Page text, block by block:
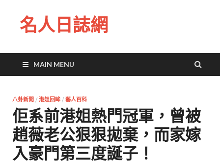
名人日誌網
MAIN MENU
八卦新聞 / 港姐回眸 / 藝人百科
佢系前港姐熱門冠軍，曾被
趙薇老公狠狠拋棄，而家嫁
入豪門第三度誕子！